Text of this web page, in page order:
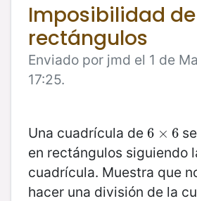
Imposibilidad
rectángulos
Enviado por jmd el 1 de
17:25.
Una cuadrícula de 6 × 6
6 ×6
en rectángulos siguiendo
cuadrícula. Muestra que
hacer una división de la